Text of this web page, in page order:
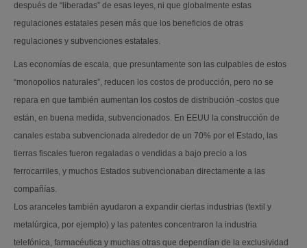
después de “liberadas” de esas leyes, ni que globalmente estas
regulaciones estatales pesen más que los beneficios de otras
regulaciones y subvenciones estatales.
Las economías de escala, que presuntamente son las culpables de estos
“monopolios naturales”, reducen los costos de producción, pero no se
repara en que también aumentan los costos de distribución -costos que
están, en buena medida, subvencionados. En EEUU la construcción de
canales estaba subvencionada alrededor de un 70% por el Estado, las
tierras fiscales fueron regaladas o vendidas a bajo precio a los
ferrocarriles, y muchos Estados subvencionaban directamente a las
compañías.
Los aranceles también ayudaron a expandir ciertas industrias (textil y
metalúrgica, por ejemplo) y las patentes concentraron la industria
telefónica, farmacéutica y muchas otras que dependían de la exclusividad